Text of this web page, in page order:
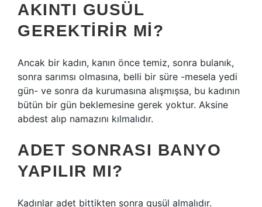
AKINTI GUSÜL
GEREKTIRIR MI?
Ancak bir kadın, kanın önce temiz, sonra bulanık,
sonra sarımsı olmasına, belli bir süre -mesela yedi
gün- ve sonra da kurumasına alışmışsa, bu kadının
bütün bir gün beklemesine gerek yoktur. Aksine
abdest alıp namazını kılmalıdır.
ADET SONRASI BANYO
YAPILIR MI?
Kadınlar adet bittikten sonra gusül almalıdır.